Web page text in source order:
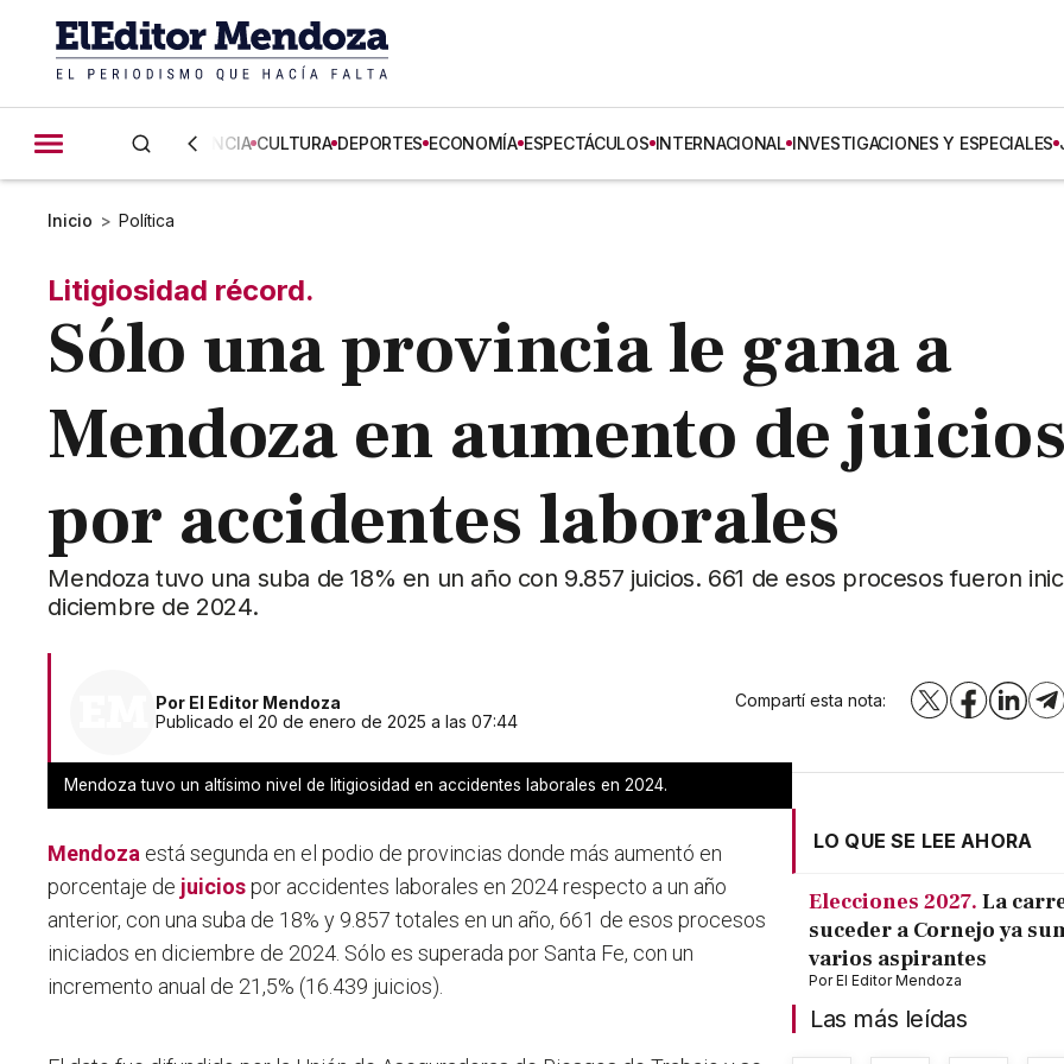
CIENCIA CULTURA DEPORTES ECONOMÍA ESPECTÁCULOS INTERNACIONAL INVESTIGACIONES Y ESPECIALES
Inicio > Política
Litigiosidad récord.
Sólo una provincia le gana a
Mendoza en aumento de
por accidentes laborales
Mendoza tuvo una suba de 18% en un año con 9.857 juicios. 661 de esos procesos fueron
diciembre de 2024.
Por El Editor Mendoza
Publicado el 20 de enero de 2025 a las 07:44
Compartí esta nota: X Facebook
Mendoza tuvo un altísimo nivel de litigiosidad en accidentes laborales en 2024.
Mendoza está segunda en el podio de provincias donde más aumentó en
porcentaje de juiciospor accidentes laborales en 2024 respecto a un año
anterior, con una suba de 18% y 9.857 totales en un año, 661 de esos procesos
iniciados en diciembre de 2024. Sólo es superada por Santa Fe, con un
incremento anual de 21,5% (16.439 juicios).
LO QUE SE LEE AHORA
Elecciones 2027. La
suceder a Cornejo ya
varios aspirantes
PorEl Editor Mendoza
Las más leídas